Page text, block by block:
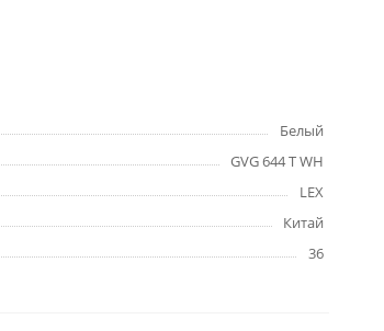
Белый
GVG 644 T WH
LEX
Китай
36